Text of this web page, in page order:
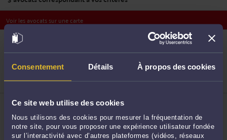
Consentement Détails À propos des cookies
Ce site web utilise des cookies
Nous utilisons des cookies pour mesurer la fréquentation de
notre site, pour vous proposer une expérience utilisateur fondée
sur l’interactivité avec d’autres plateformes (vidéos, réseaux
Voir les avocats sur une carte
1
29 Ter Avenue de la Marne 59290 WASQUEHAL
Droit public
Collectivités locales
ME LAURENT FILLIEUX
29 Ter Avenue de la Marne 59290 WASQUEHAL
Droit public